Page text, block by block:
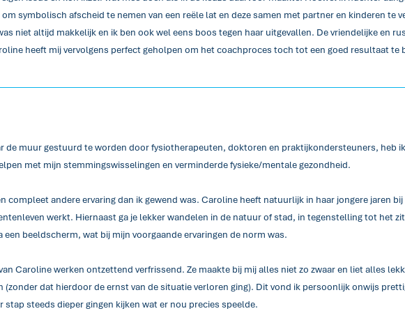
symbolisch afscheid te nemen van een reële lat en deze samen met partner en kinderen te
niet altijd makkelijk en ik ben ook wel eens boos tegen haar uitgevallen. De vriendelijke en
heeft mij vervolgens perfect geholpen om het coachproces toch tot een goed resultaat te
de muur gestuurd te worden door fysiotherapeuten, doktoren en praktijkondersteuners, heb
met mijn stemmingswisselingen en verminderde fysieke/mentale gezondheid.
compleet andere ervaring dan ik gewend was. Caroline heeft natuurlijk in haar jongere jaren
werkt. Hiernaast ga je lekker wandelen in de natuur of stad, in tegenstelling tot het
een beeldscherm, wat bij mijn voorgaande ervaringen de norm was.
Caroline werken ontzettend verfrissend. Ze maakte bij mij alles niet zo zwaar en liet alles
(zonder dat hierdoor de ernst van de situatie verloren ging). Dit vond ik persoonlijk onwijs
stap steeds dieper gingen kijken wat er nou precies speelde.